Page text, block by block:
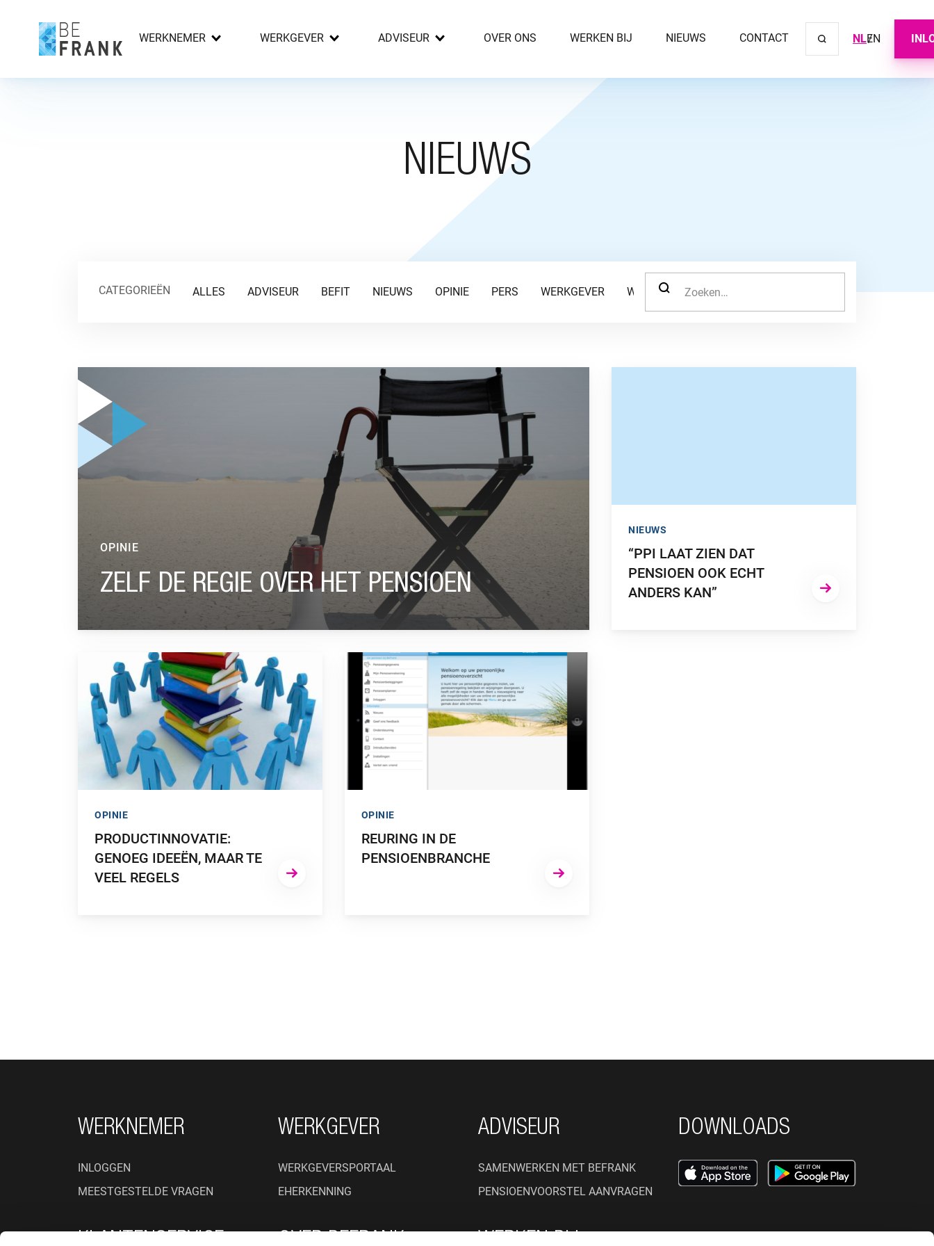
WERKNEMER WERKGEVER ADVISEUR OVER ONS WERKEN BIJ NIEUWS CONTACT NLEN
NIEUWS
CATEGORIEËN ALLES ADVISEUR BEFIT NIEUWS OPINIE PERS WERKGEVER WERKNEMER
ZOEK NAAR:
ZELF DE REGIE OVER HET PENSIOEN
OPINIE
“PPI LAAT ZIEN DAT
PENSIOEN OOK ECHT
ANDERS KAN”
NIEUWS
GA NAAR “PRODUCTINNOVATIE: GENOEG IDEEËN, MAAR TE VEEL REGELS”
PRODUCTINNOVATIE:
GENOEG IDEEËN, MAAR TE
VEEL REGELS
OPINIE
GA NAAR “REURING IN DE PENSIOENBRANCHE”
REURING IN DE
PENSIOENBRANCHE
OPINIE
FOOTER NAVIGATIE
WERKNEMER
INLOGGEN
MEESTGESTELDE VRAGEN
WERKGEVER
WERKGEVERSPORTAAL
EHERKENNING
ADVISEUR
SAMENWERKEN MET BEFRANK
PENSIOENVOORSTEL AANVRAGEN
DOWNLOADS
Sluit